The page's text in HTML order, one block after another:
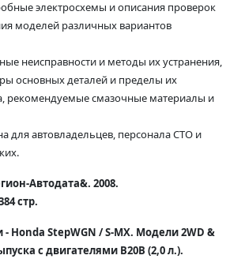
электросхемы и описания проверок
моделей различных вариантов
неисправности и методы их устранения,
основных деталей и пределы их
рекомендуемые смазочные материалы и
для автовладельцев, персонала СТО и
Автодата&. 2008.
стр.
Honda StepWGN / S-MX. Модели 2WD &
с двигателями B20B (2,0 л.).